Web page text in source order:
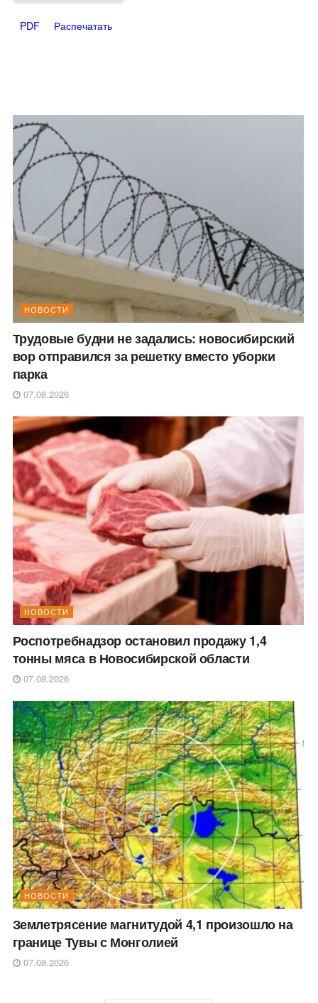
PDF Распечатать
НОВОСТИ
Трудовые будни не задались: новосибирский
вор отправился за решетку вместо уборки
парка
07.08.2026
НОВОСТИ
Роспотребнадзор остановил продажу 1,4
тонны мяса в Новосибирской области
07.08.2026
НОВОСТИ
Землетрясение магнитудой 4,1 произошло на
границе Тувы с Монголией
07.08.2026